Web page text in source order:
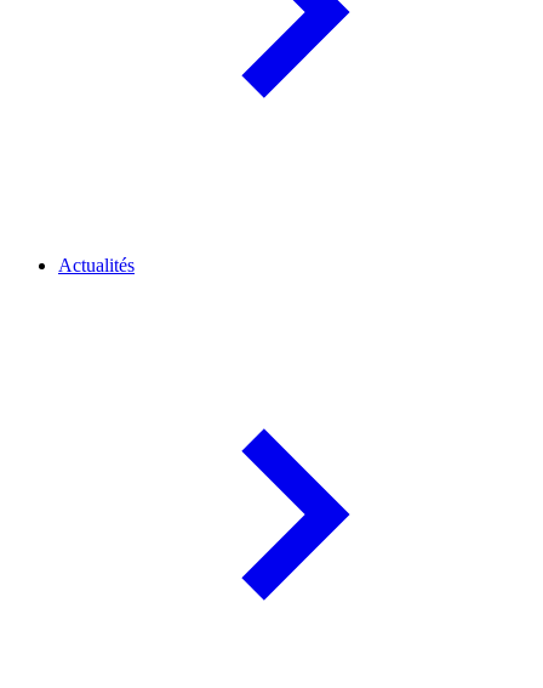
Actualités